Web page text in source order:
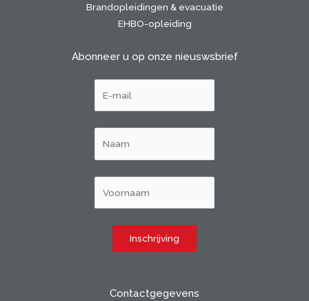
Brandopleidingen & evacuatie
EHBO-opleiding
Abonneer u op onze nieuswsbrief
Contactgegevens